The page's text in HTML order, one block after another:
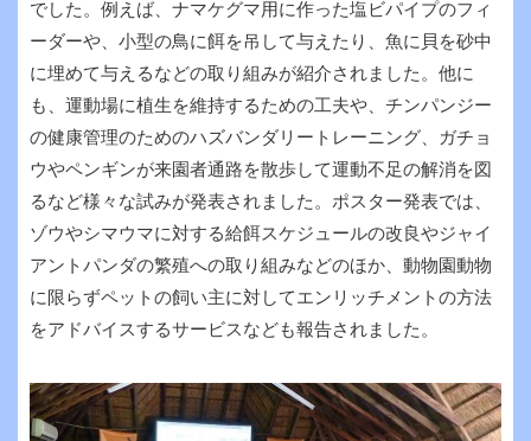
でした。例えば、ナマケグマ用に作った塩ビパイプのフィ
ーダーや、小型の鳥に餌を吊して与えたり、魚に貝を砂中
に埋めて与えるなどの取り組みが紹介されました。他に
も、運動場に植生を維持するための工夫や、チンパンジー
の健康管理のためのハズバンダリートレーニング、ガチョ
ウやペンギンが来園者通路を散歩して運動不足の解消を図
るなど様々な試みが発表されました。ポスター発表では、
ゾウやシマウマに対する給餌スケジュールの改良やジャイ
アントパンダの繁殖への取り組みなどのほか、動物園動物
に限らずペットの飼い主に対してエンリッチメントの方法
をアドバイスするサービスなども報告されました。